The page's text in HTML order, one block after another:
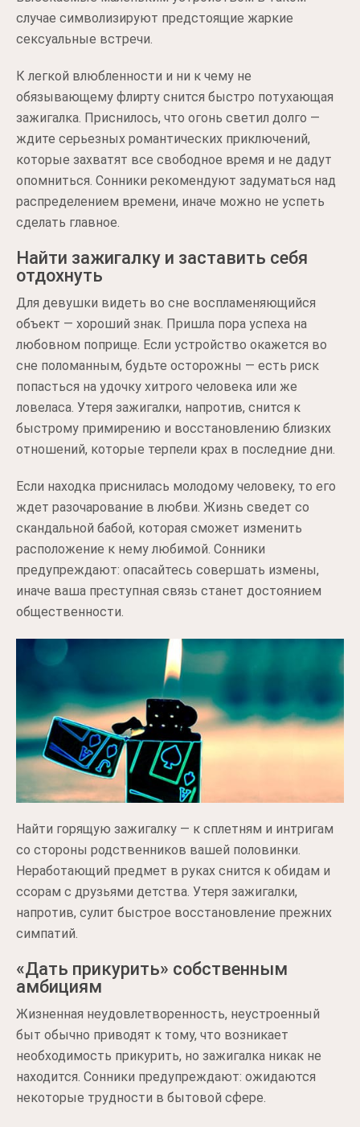
случае символизируют предстоящие жаркие
сексуальные встречи.
К легкой влюбленности и ни к чему не
обязывающему флирту снится быстро потухающая
зажигалка. Приснилось, что огонь светил долго —
ждите серьезных романтических приключений,
которые захватят все свободное время и не дадут
опомниться. Сонники рекомендуют задуматься над
распределением времени, иначе можно не успеть
сделать главное.
Найти зажигалку и заставить себя
отдохнуть
Для девушки видеть во сне воспламеняющийся
объект — хороший знак. Пришла пора успеха на
любовном поприще. Если устройство окажется во
сне поломанным, будьте осторожны — есть риск
попасться на удочку хитрого человека или же
ловеласа. Утеря зажигалки, напротив, снится к
быстрому примирению и восстановлению близких
отношений, которые терпели крах в последние дни.
Если находка приснилась молодому человеку, то его
ждет разочарование в любви. Жизнь сведет со
скандальной бабой, которая сможет изменить
расположение к нему любимой. Сонники
предупреждают: опасайтесь совершать измены,
иначе ваша преступная связь станет достоянием
общественности.
Найти горящую зажигалку — к сплетням и интригам
со стороны родственников вашей половинки.
Неработающий предмет в руках снится к обидам и
ссорам с друзьями детства. Утеря зажигалки,
напротив, сулит быстрое восстановление прежних
симпатий.
«Дать прикурить» собственным
амбициям
Жизненная неудовлетворенность, неустроенный
быт обычно приводят к тому, что возникает
необходимость прикурить, но зажигалка никак не
находится. Сонники предупреждают: ожидаются
некоторые трудности в бытовой сфере.